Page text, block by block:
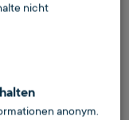
nicht
anonym.